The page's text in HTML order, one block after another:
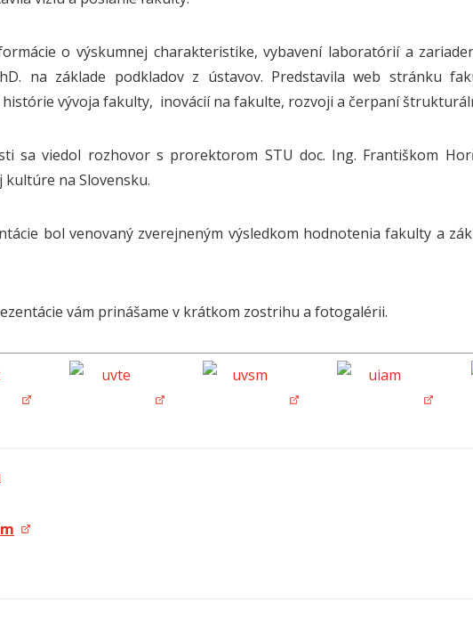
o výskumnej charakteristike, vybavení laboratórií a
na základe podkladov z ústavov. Predstavila web stránku
vývoja fakulty, inovácií na fakulte, rozvoji a čerpaní
sa viedol rozhovor s prorektorom STU doc. Ing. Františkom
kultúre na Slovensku.
bol venovaný zverejneným výsledkom hodnotenia fakulty a
vám prinášame v krátkom zostrihu a fotogalérii.